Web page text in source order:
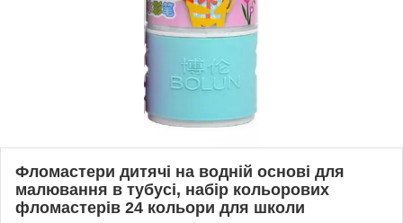
Фломастери дитячі на водній основі для
малювання в тубусі, набір кольорових
фломастерів 24 кольори для школи